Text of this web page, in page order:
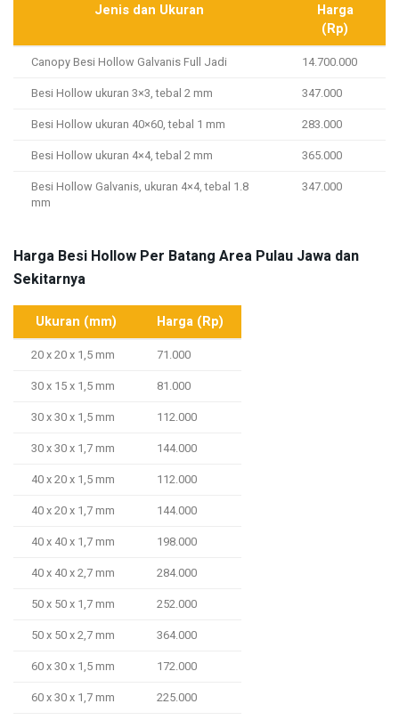
Jenis dan Ukuran
Harga
(Rp)
Canopy Besi Hollow Galvanis Full Jadi
14.700.000
Besi Hollow ukuran 3×3, tebal 2 mm
347.000
Besi Hollow ukuran 40×60, tebal 1 mm
283.000
Besi Hollow ukuran 4×4, tebal 2 mm
365.000
Besi Hollow Galvanis, ukuran 4×4, tebal 1.8
mm
347.000
Harga Besi Hollow Per Batang Area Pulau Jawa dan
Sekitarnya
Ukuran (mm) Harga (Rp)
20 x 20 x 1,5 mm
71.000
30 x 15 x 1,5 mm
81.000
30 x 30 x 1,5 mm
112.000
30 x 30 x 1,7 mm
144.000
40 x 20 x 1,5 mm
112.000
40 x 20 x 1,7 mm
144.000
40 x 40 x 1,7 mm
198.000
40 x 40 x 2,7 mm
284.000
50 x 50 x 1,7 mm
252.000
50 x 50 x 2,7 mm
364.000
60 x 30 x 1,5 mm
172.000
60 x 30 x 1,7 mm
225.000